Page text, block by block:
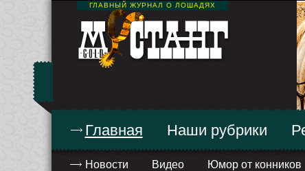
ГЛАВНЫЙ ЖУРНАЛ О ЛОШАДЯХ
Главная
Новости Видео Юмор от конников
Наши рубрики